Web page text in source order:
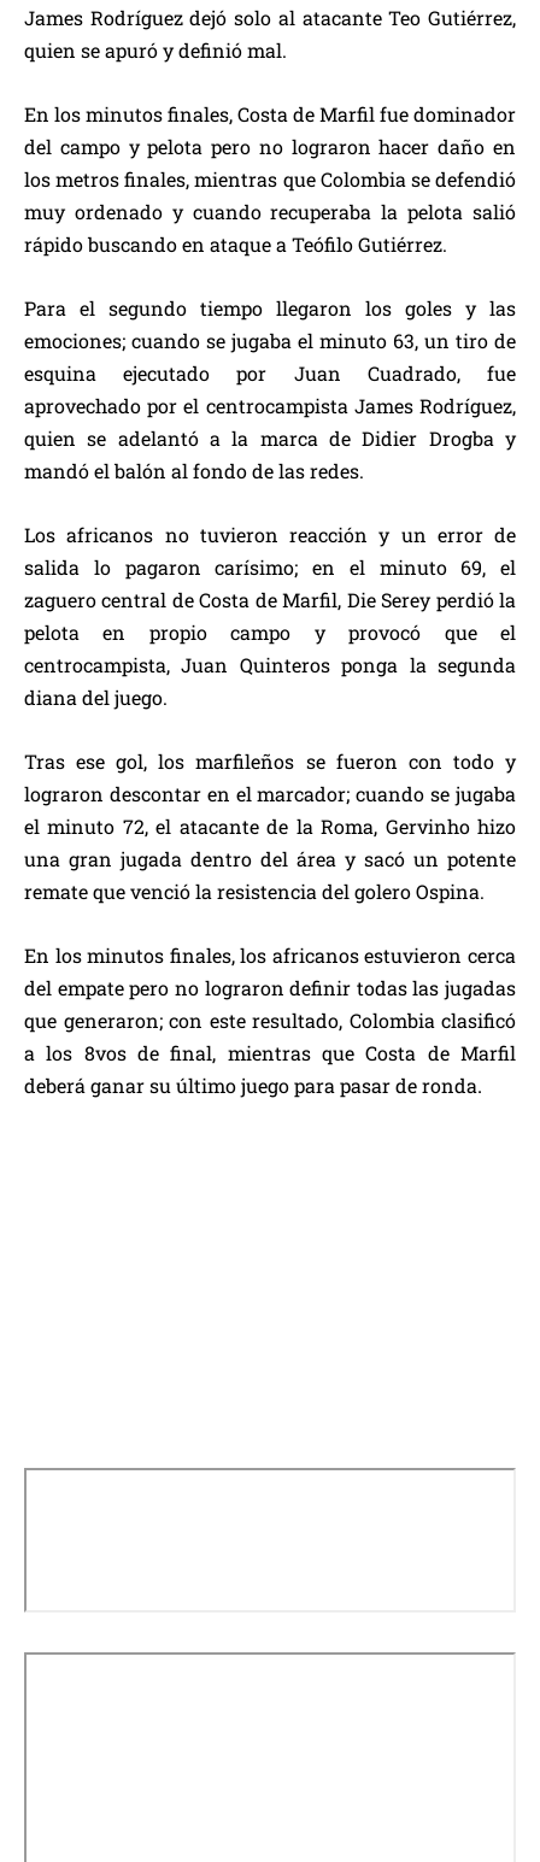
James Rodríguez dejó solo al atacante Teo Gutiérrez,
quien se apuró y definió mal.
En los minutos finales, Costa de Marfil fue dominador
del campo y pelota pero no lograron hacer daño en
los metros finales, mientras que Colombia se defendió
muy ordenado y cuando recuperaba la pelota salió
rápido buscando en ataque a Teófilo Gutiérrez.
Para el segundo tiempo llegaron los goles y las
emociones; cuando se jugaba el minuto 63, un tiro de
esquina ejecutado por Juan Cuadrado, fue
aprovechado por el centrocampista James Rodríguez,
quien se adelantó a la marca de Didier Drogba y
mandó el balón al fondo de las redes.
Los africanos no tuvieron reacción y un error de
salida lo pagaron carísimo; en el minuto 69, el
zaguero central de Costa de Marfil, Die Serey perdió la
pelota en propio campo y provocó que el
centrocampista, Juan Quinteros ponga la segunda
diana del juego.
Tras ese gol, los marfileños se fueron con todo y
lograron descontar en el marcador; cuando se jugaba
el minuto 72, el atacante de la Roma, Gervinho hizo
una gran jugada dentro del área y sacó un potente
remate que venció la resistencia del golero Ospina.
En los minutos finales, los africanos estuvieron cerca
del empate pero no lograron definir todas las jugadas
que generaron; con este resultado, Colombia clasificó
a los 8vos de final, mientras que Costa de Marfil
deberá ganar su último juego para pasar de ronda.